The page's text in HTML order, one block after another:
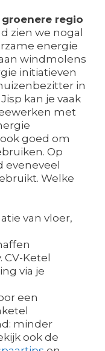
regio
zien we nogal
energie
windmolens
initiatieven
in
kan je vaak
met
goed om
Op
Welke
van vloer,
Ketel
via je
een
minder
ook de